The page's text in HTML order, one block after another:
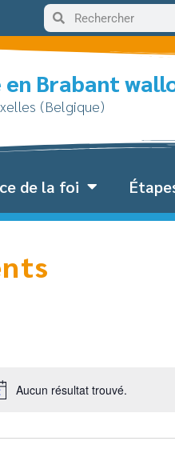
Brabant
(Belgique)
de la foi
Notice
Aucun résultat trouvé.